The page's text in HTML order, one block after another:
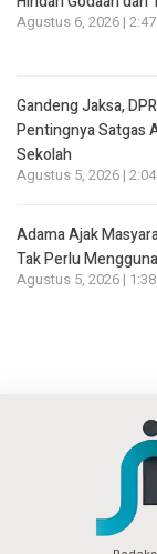
Agustus 6, 2026 |
Gandeng Jaksa,
Pentingnya Satgas
Sekolah
Agustus 5, 2026 |
Adama Ajak
Tak Perlu
Agustus 5, 2026 |